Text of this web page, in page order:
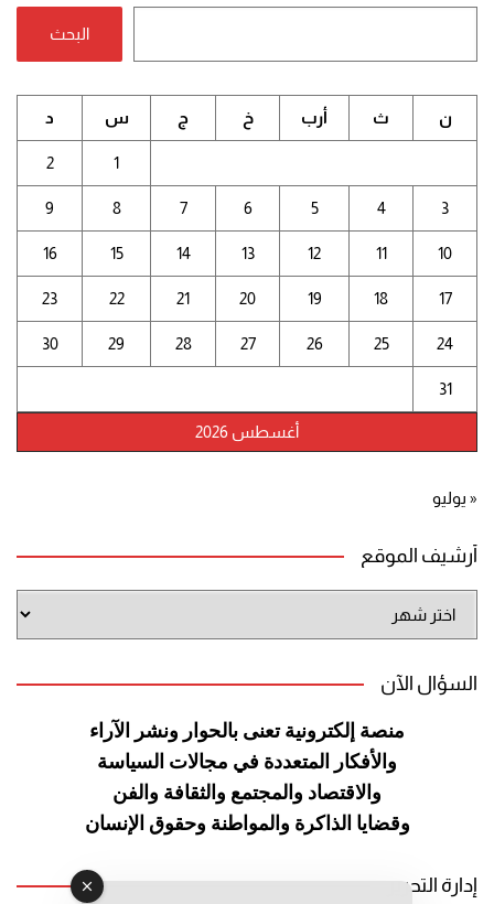
البحث
أغسطس 2026
ن ث أرب خ ج س د
1
2
3
4
5
6
7
8
9
10
11
12
13
14
15
16
17
18
19
20
21
22
23
24
25
26
27
28
29
30
31
« يوليو
أرشيف الموقع
الموقع
السؤال الآن
منصة إلكترونية تعنى بالحوار ونشر
الآراء
والأفكار المتعددة في مجالات السياسة
والاقتصاد والمجتمع والثقافة والفن
وقضايا الذاكرة والمواطنة وحقوق الإنسان
إدارة التحرير